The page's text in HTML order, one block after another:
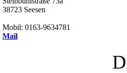
38723 Seesen
Mobil: 0163-9634781
Mail